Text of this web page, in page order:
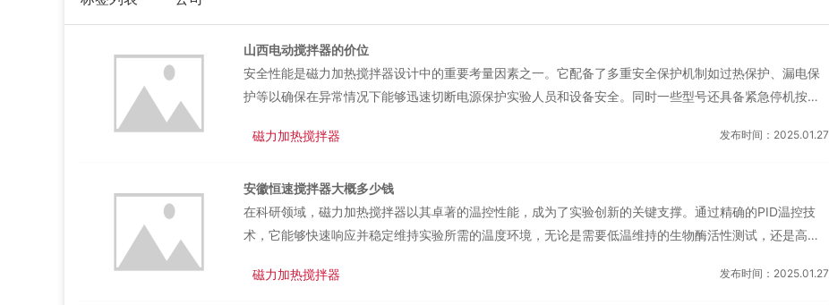
山西电动搅拌器的价位
安全性能是磁力加热搅拌器设计中的重要考量因素之一。它配备了多重安全保护机制如过热保护、漏电保
护等以确保在异常情况下能够迅速切断电源保护实验人员和设备安全。同时一些型号还具备紧急停机按钮
障使得他们能够更加专注于实验本身而无需担心安全问题。除了强大的功能和性能外磁力加热搅拌器还注
长时间工作的需求还注重人机工程学设计以减少疲劳感和不适感。此外一些型号还配备了智能提醒和故障
诊断功能以便用户及时了解设备状态和进行维护保养。...
磁力加热搅拌器 发布时间：2025.01.27
安徽恒速搅拌器大概多少钱
在科研领域，磁力加热搅拌器以其卓著的温控性能，成为了实验创新的关键支撑。通过精确的PID温控技
术，它能够快速响应并稳定维持实验所需的温度环境，无论是需要低温维持的生物酶活性测试，还是高温
员探索未知领域提供了坚实的基础。磁力加热搅拌器的无接触搅拌设计，不只避免了传统搅拌方式可能带
磁力加热搅拌器 发布时间：2025.01.27
司是专业的代理商和自动化产品供应商，
是一家专业制作金属氧化渗透铭牌、金属